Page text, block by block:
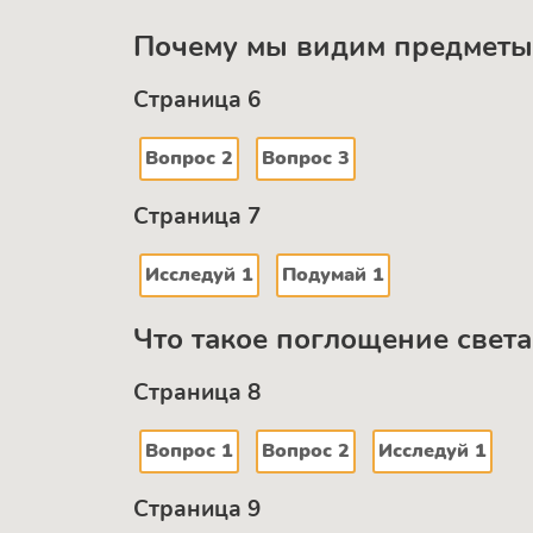
Почему мы видим
Страница 6
Вопрос 2 Вопрос 3
Страница 7
Исследуй 1 Подумай 1
Что такое поглощение света
Страница 8
Вопрос 1 Вопрос 2 Исследуй 1
Страница 9